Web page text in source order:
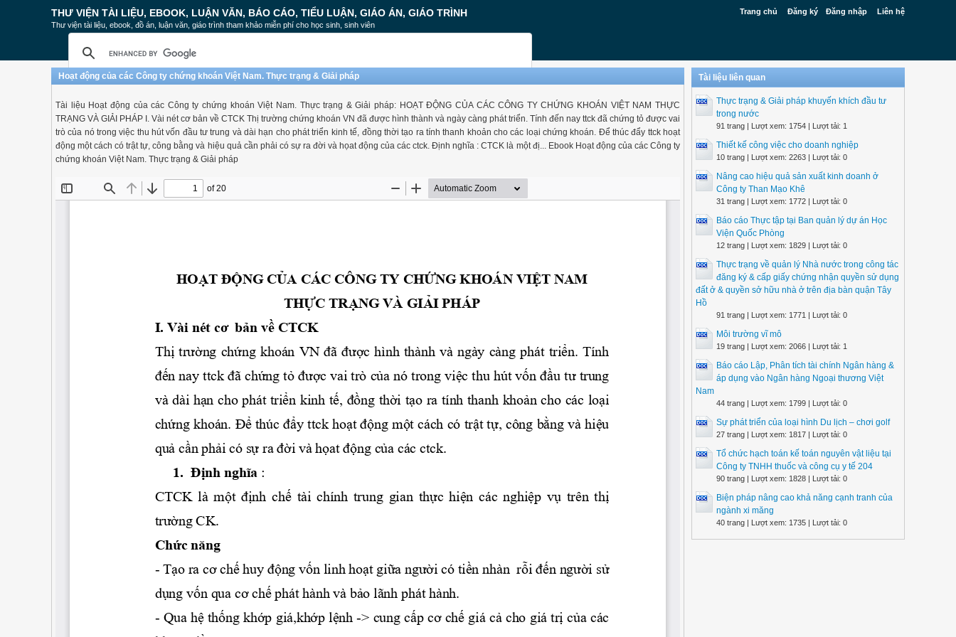
Trang chủ Đăng ký Đăng nhập Liên hệ
THƯ VIỆN TÀI LIỆU, EBOOK, LUẬN VĂN, BÁO CÁO, TIỂU LUẬN, GIÁO ÁN, GIÁO TRÌNH
Thư viện tài liệu, ebook, đồ án, luận văn, giáo trình tham khảo miễn phí cho học sinh, sinh viên
Hoạt động của các Công ty chứng khoán Việt Nam. Thực trạng & Giải pháp
Tài liệu Hoạt động của các Công ty chứng khoán Việt Nam. Thực trạng & Giải pháp: HOẠT ĐỘNG CỦA CÁC CÔNG TY CHỨNG KHOÁN VIỆT NAM THỰC
TRẠNG VÀ GIẢI PHÁP I. Vài nét cơ bản về CTCK Thị trường chứng khoán VN đã được hình thành và ngày càng phát triển. Tính đến nay ttck đã chứng tỏ được vai
trò của nó trong việc thu hút vốn đầu tư trung và dài hạn cho phát triển kinh tế, đồng thời tạo ra tính thanh khoản cho các loại chứng khoán. Để thúc đẩy ttck hoạt
động một cách có trật tự, công bằng và hiệu quả cần phải có sự ra đời và họat động của các ctck. Định nghĩa : CTCK là một đị... Ebook Hoạt động của các Công ty
chứng khoán Việt Nam. Thực trạng & Giải pháp
Tài liệu liên quan
Thực trạng & Giải pháp khuyến khích đầu tư
trong nước
91 trang | Lượt xem: 1754 | Lượt tải: 1
Thiết kế công việc cho doanh nghiệp
10 trang | Lượt xem: 2263 | Lượt tải: 0
Nâng cao hiệu quả sản xuất kinh doanh ở
Công ty Than Mạo Khê
31 trang | Lượt xem: 1772 | Lượt tải: 0
Báo cáo Thực tập tại Ban quản lý dự án Học
Viện Quốc Phòng
12 trang | Lượt xem: 1829 | Lượt tải: 0
Thực trạng về quản lý Nhà nước trong công tác
đăng ký & cấp giấy chứng nhận quyền sử dụng
đất ở & quyền sở hữu nhà ở trên địa bàn quận Tây
Hồ
91 trang | Lượt xem: 1771 | Lượt tải: 0
Môi trường vĩ mô
19 trang | Lượt xem: 2066 | Lượt tải: 1
Báo cáo Lập, Phân tích tài chính Ngân hàng &
áp dụng vào Ngân hàng Ngoại thương Việt
Nam
44 trang | Lượt xem: 1799 | Lượt tải: 0
Sự phát triển của loại hình Du lịch – chơi golf
27 trang | Lượt xem: 1817 | Lượt tải: 0
Tổ chức hạch toán kế toán nguyên vật liệu tại
Công ty TNHH thuốc và công cụ y tế 204
90 trang | Lượt xem: 1828 | Lượt tải: 0
Biện pháp nâng cao khả năng cạnh tranh của
ngành xi măng
40 trang | Lượt xem: 1735 | Lượt tải: 0